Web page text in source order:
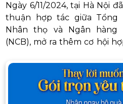
Ngày 6/11/2024, tại Hà Nội
thuận hợp tác giữa Tổng
Nhân thọ và Ngân hàng
(NCB), mở ra thêm cơ hội
thuận đã được tổ chức
dự của các lãnh đạo cao
Bảo Việt Nhân thọ và